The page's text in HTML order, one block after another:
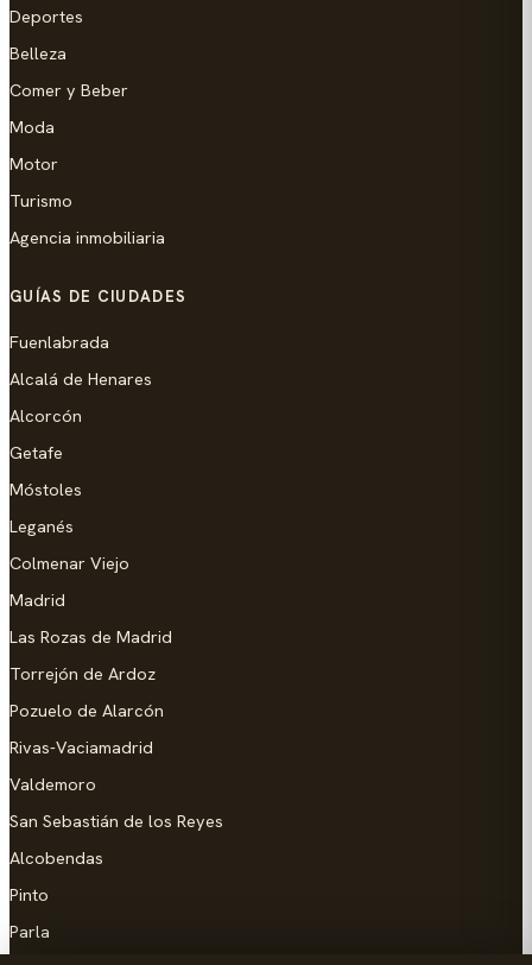
Deportes
Belleza
Comer y Beber
Moda
Motor
Turismo
Agencia inmobiliaria
GUÍAS DE CIUDADES
Fuenlabrada
Alcalá de Henares
Alcorcón
Getafe
Móstoles
Leganés
Colmenar Viejo
Madrid
Las Rozas de Madrid
Torrejón de Ardoz
Pozuelo de Alarcón
Rivas-Vaciamadrid
Valdemoro
San Sebastián de los Reyes
Alcobendas
Pinto
Parla